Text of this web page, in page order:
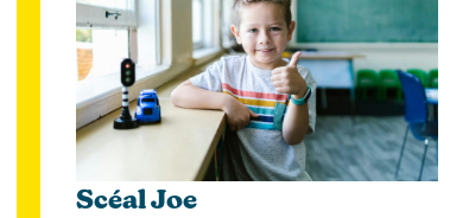
Scéal Joe